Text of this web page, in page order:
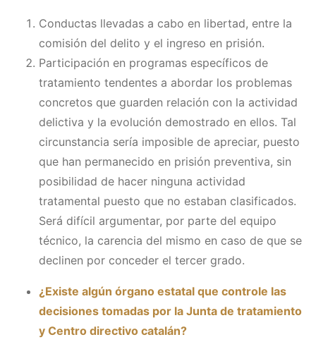
Conductas llevadas a cabo en libertad, entre la
comisión del delito y el ingreso en prisión.
Participación en programas específicos de
tratamiento tendentes a abordar los problemas
concretos que guarden relación con la actividad
delictiva y la evolución demostrado en ellos. Tal
circunstancia sería imposible de apreciar, puesto
que han permanecido en prisión preventiva, sin
posibilidad de hacer ninguna actividad
tratamental puesto que no estaban clasificados.
Será difícil argumentar, por parte del equipo
técnico, la carencia del mismo en caso de que se
declinen por conceder el tercer grado.
¿Existe algún órgano estatal que controle las
decisiones tomadas por la Junta de tratamiento
y Centro directivo catalán?